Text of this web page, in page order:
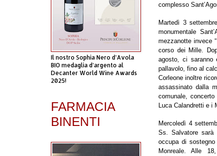
complesso
Martedì 3
monumentale
mezzanotte invece
corso dei Mille.
agosto, ci saranno
pallavolo, fino al
Corleone inoltre
assassinato dalla
comunale,
Luca Calandretti e i
Mercoledì 4
Ss. Salvatore sarà
occupa di
Monreale. Alle
Il nostro Sophia Nero d’Avola
BIO medaglia d’argento al
Decanter World Wine Awards
2025!
FARMACIA
BINENTI